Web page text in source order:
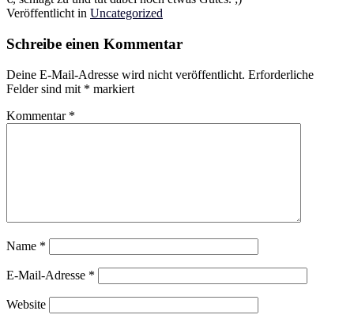
Veröffentlicht in Uncategorized
Schreibe einen Kommentar
Deine E-Mail-Adresse wird nicht veröffentlicht. Erforderliche
Felder sind mit * markiert
Kommentar *
Name *
E-Mail-Adresse *
Website